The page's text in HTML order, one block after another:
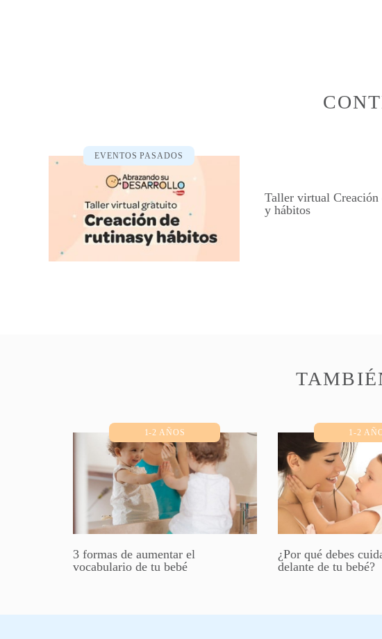
EVENTOS PASADOS
Taller virtual Creación
y hábitos
1-2 AÑOS
3 formas de aumentar el
vocabulario de tu bebé
1-2
¿Por qué debes
delante de tu bebé?